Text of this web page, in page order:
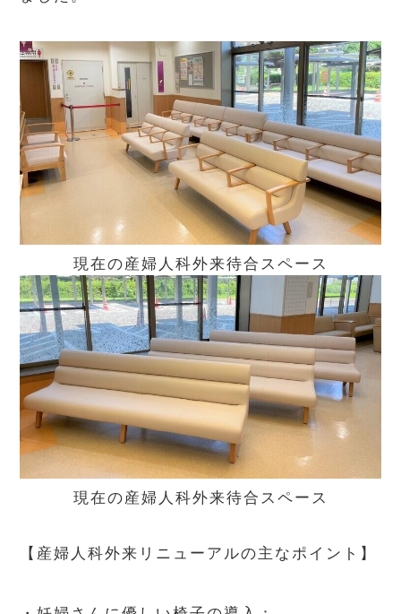
現在の産婦人科外来待合スペース
現在の産婦人科外来待合スペース
【産婦人科外来リニューアルの主なポイント】